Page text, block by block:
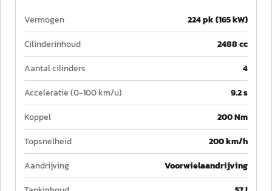
Vermogen
224 pk (165 kW)
Cilinderinhoud
2488 cc
Aantal cilinders
4
Acceleratie (0-100 km/u)
9.2 s
Koppel
200 Nm
Topsnelheid
200 km/h
Aandrijving
Voorwielaandrijving